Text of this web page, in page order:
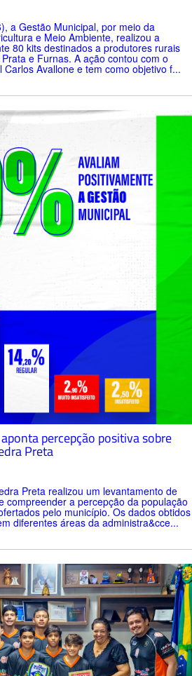
a Gestão Municipal, por meio da
e Meio Ambiente, realizou a
80 kits destinados a produtores rurais
e Furnas. A ação contou com o
Avallone e tem como objetivo f...
percepção positiva sobre
Preta
Preta realizou um levantamento de
compreender a percepção da população
pelo município. Os dados obtidos
diferentes áreas da administra&cce...